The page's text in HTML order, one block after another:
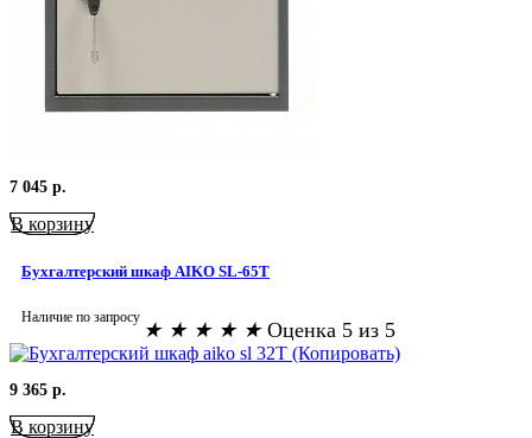
7 045 р.
В корзину
Бухгалтерский шкаф AIKO SL-65Т
Наличие по запросу
★ ★ ★ ★ ★ Оценка 5 из 5
9 365 р.
В корзину